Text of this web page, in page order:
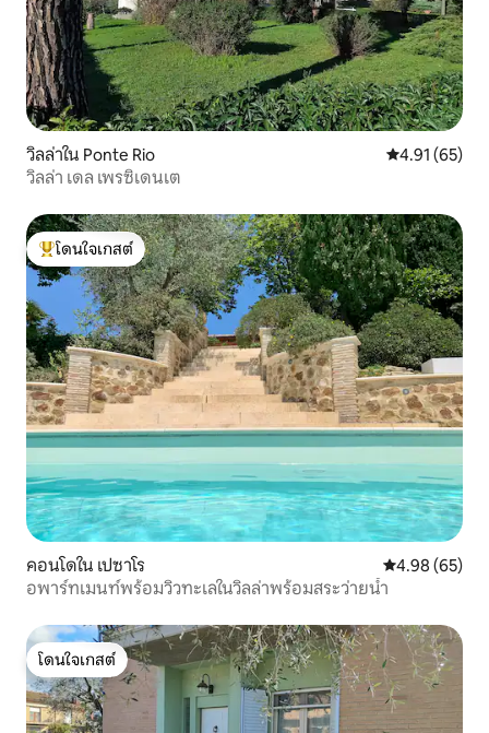
วิลล่าใน Ponte Rio คะแนนเฉลี่ย
4.91 (65)
วิลล่า เดล เพรซิเดนเต
โดนใจเกสต์ที่สุด
โดนใจเกสต์
คอนโดใน เปซาโร คะแนนเฉลี่ย
4.98 (65)
อพาร์ทเมนท์พร้อมวิวทะเลในวิลล่าพร้อมสระว่ายน้ำ
โดนใจเกสต์
โดนใจเกสต์